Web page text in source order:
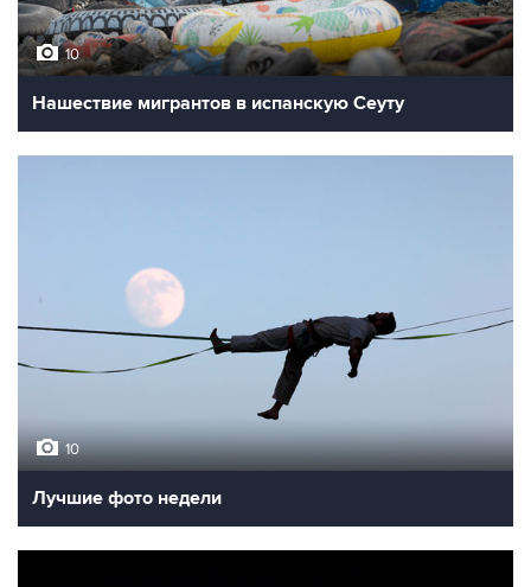
10
Нашествие мигрантов в испанскую Сеуту
10
Лучшие фото недели